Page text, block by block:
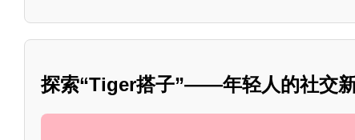
探索“Tiger搭子”——年轻人的社交